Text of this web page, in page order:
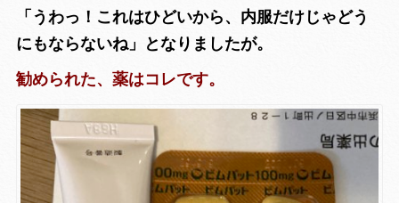
「うわっ！これはひどいから、内服だけじゃどう
にもならないね」となりましたが。
勧められた、薬はコレです。